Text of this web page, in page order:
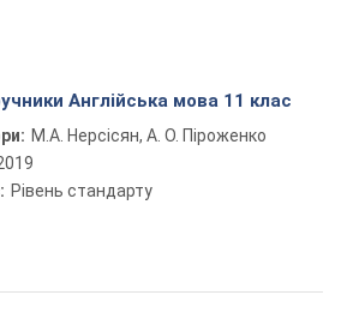
Англійська мова 11 клас
М.А. Нерсісян, А. О. Піроженко
Рівень стандарту